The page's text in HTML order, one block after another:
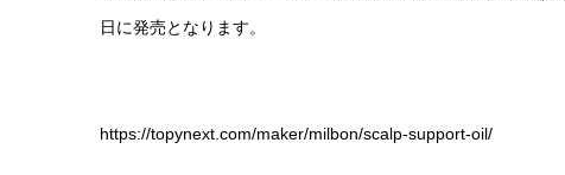
日に発売となります。
https://topynext.com/maker/milbon/scalp-support-oil/